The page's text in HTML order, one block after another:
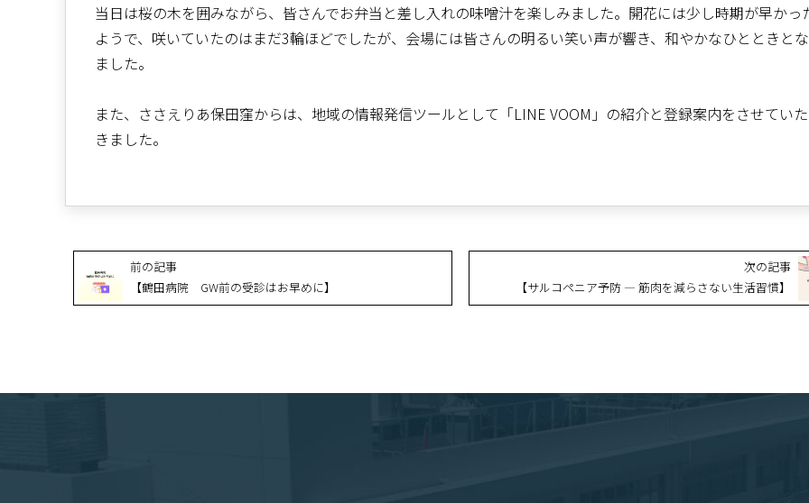
当日は桜の木を囲みながら、皆さんでお弁当と差し入れの味噌汁を楽しみました。開花には少し時期が早かっ
ようで、咲いていたのはまだ3輪ほどでしたが、会場には皆さんの明るい笑い声が響き、和やかなひとときと
ました。
また、ささえりあ保田窪からは、地域の情報発信ツールとして「LINE VOOM」の紹介と登録案内をさせてい
きました。
前の記事
【鶴田病院 GW前の受診はお早めに】
次の記事
【サルコペニア予防 ― 筋肉を減らさない生活習慣】